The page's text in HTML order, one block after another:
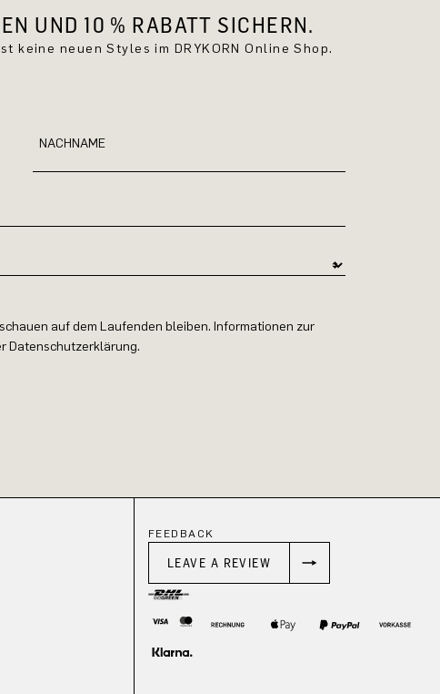
UND 10 % RABATT SICHERN.
neuen Styles im DRYKORN Online Shop.
NACHNAME
auf dem Laufenden bleiben. Informationen zur
Datenschutzerklärung.
FEEDBACK
LEAVE A REVIEW